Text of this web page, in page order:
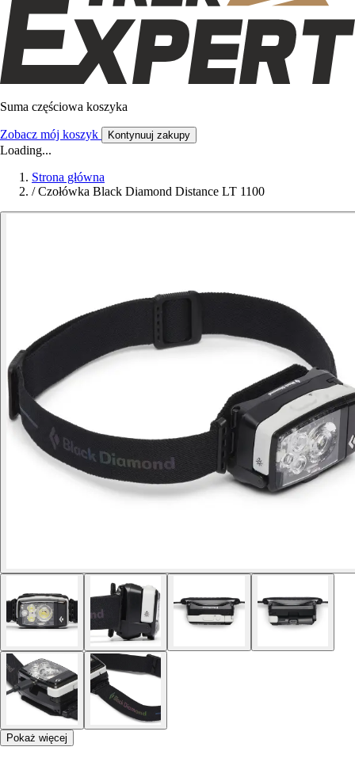
Suma częściowa koszyka
Zobacz mój koszyk Kontynuuj zakupy
Loading...
Strona główna
/ Czołówka Black Diamond Distance LT 1100
Pokaż więcej